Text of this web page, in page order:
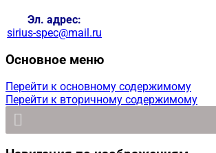
Эл. адрес:
sirius-spec@mail.ru
Основное меню
Перейти к основному содержимому
Перейти к вторичному содержимому